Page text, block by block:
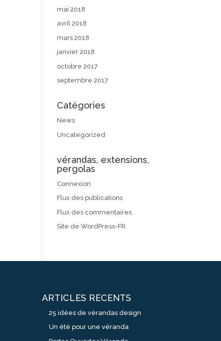
mai 2018
avril 2018
mars 2018
janvier 2018
octobre 2017
septembre 2017
Catégories
News
Uncategorized
vérandas, extensions,
pergolas
Connexion
Flux des publications
Flux des commentaires
Site de WordPress-FR
ARTICLES RECENTS
25 idées de vérandas design
Un été pour une véranda